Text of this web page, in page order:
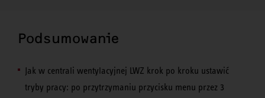
Podsumowanie
Jak w centrali wentylacyjnej LWZ krok po kroku ustawić
tryby pracy: po przytrzymaniu przycisku menu przez 3